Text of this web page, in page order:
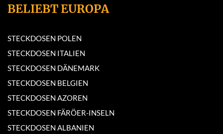
BELIEBT EUROPA
STECKDOSEN POLEN
STECKDOSEN ITALIEN
STECKDOSEN DÄNEMARK
STECKDOSEN BELGIEN
STECKDOSEN AZOREN
STECKDOSEN FÄRÖER-INSELN
STECKDOSEN ALBANIEN